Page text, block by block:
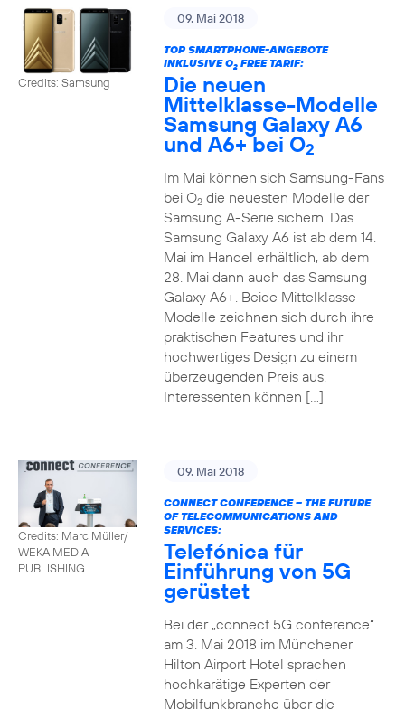
Credits: Samsung
09. Mai 2018
TOP SMARTPHONE-ANGEBOTE
INKLUSIVE O2FREE TARIF:
Die neuen
Mittelklasse-Modelle
Samsung Galaxy A6
und A6+ bei O2
Im Mai können sich Samsung-Fans
bei O2die neuesten Modelle der
Samsung A-Serie sichern. Das
Samsung Galaxy A6 ist ab dem 14.
Mai im Handel erhältlich, ab dem
28. Mai dann auch das Samsung
Galaxy A6+. Beide Mittelklasse-
Modelle zeichnen sich durch ihre
praktischen Features und ihr
hochwertiges Design zu einem
überzeugenden Preis aus.
Interessenten können […]
Credits: Marc Müller/
WEKA MEDIA
PUBLISHING
09. Mai 2018
CONNECT CONFERENCE – THE FUTURE
OF TELECOMMUNICATIONS AND
SERVICES:
Telefónica für
Einführung von 5G
gerüstet
Bei der „connect 5G conference“
am 3. Mai 2018 im Münchener
Hilton Airport Hotel sprachen
hochkarätige Experten der
Mobilfunkbranche über die